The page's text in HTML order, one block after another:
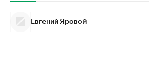
Евгений Яровой